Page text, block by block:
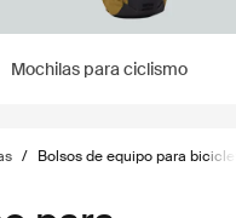
Mochilas para ciclismo
/ Bolsos de equipo para